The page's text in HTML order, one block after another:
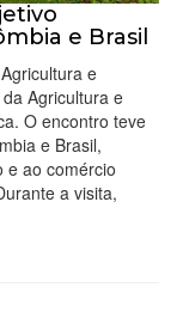
e Brasil
e
Agricultura e
O encontro teve
e Brasil,
e ao comércio
a visita,